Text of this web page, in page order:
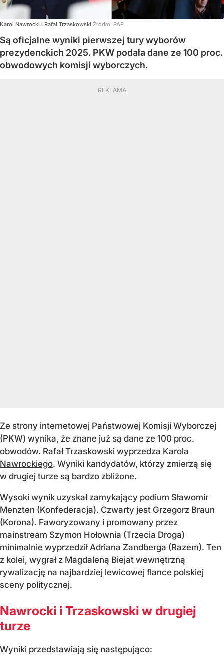
Karol Nawrocki i Rafał Trzaskowski Źródło: PAP
Są oficjalne wyniki pierwszej tury wyborów
prezydenckich 2025. PKW podała dane ze 100 proc.
obwodowych komisji wyborczych.
Ze strony internetowej Państwowej Komisji Wyborczej
(PKW) wynika, że znane już są dane ze 100 proc.
obwodów. RafałTrzaskowski wyprzedza Karola
Nawrockiego. Wyniki kandydatów, którzy zmierzą się
w drugiej turze są bardzo zbliżone.
Wysoki wynik uzyskał zamykający podium Sławomir
Menzten (Konfederacja). Czwarty jest Grzegorz Braun
(Korona). Faworyzowany i promowany przez
mainstream Szymon Hołownia (Trzecia Droga)
minimalnie wyprzedził Adriana Zandberga (Razem). Ten
z kolei, wygrał z Magdaleną Biejat wewnętrzną
rywalizację na najbardziej lewicowej flance polskiej
sceny politycznej.
Nawrocki i Trzaskowski w drugiej
turze
Wyniki przedstawiają się następująco: